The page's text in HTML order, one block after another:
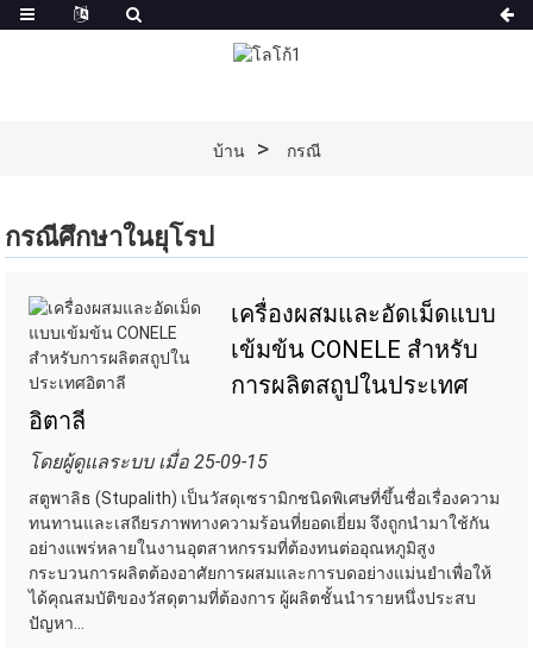
บ้าน กรณี
กรณีศึกษาในยุโรป
เครื่องผสมและอัดเม็ดแบบ
เข้มข้น CONELE สำหรับ
การผลิตสถูปในประเทศ
อิตาลี
โดยผู้ดูแลระบบ เมื่อ 25-09-15
สตูพาลิธ (Stupalith) เป็นวัสดุเซรามิกชนิดพิเศษที่ขึ้นชื่อเรื่องความ
ทนทานและเสถียรภาพทางความร้อนที่ยอดเยี่ยม จึงถูกนำมาใช้กัน
อย่างแพร่หลายในงานอุตสาหกรรมที่ต้องทนต่ออุณหภูมิสูง
กระบวนการผลิตต้องอาศัยการผสมและการบดอย่างแม่นยำเพื่อให้
ได้คุณสมบัติของวัสดุตามที่ต้องการ ผู้ผลิตชั้นนำรายหนึ่งประสบ
ปัญหา...